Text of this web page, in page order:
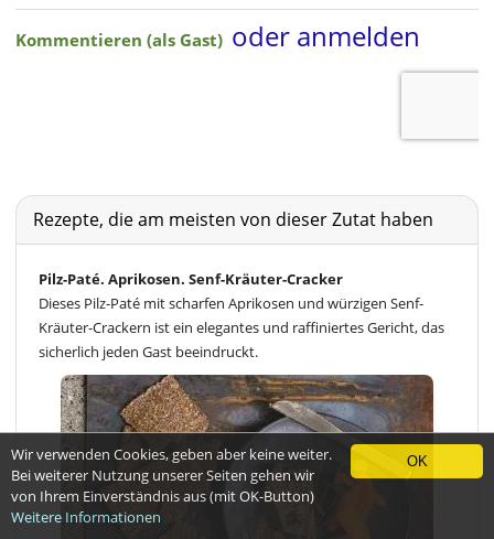
Rezepte, die am meisten von dieser Zutat haben
Pilz-Paté. Aprikosen. Senf-Kräuter-Cracker
Dieses Pilz-Paté mit scharfen Aprikosen und würzigen Senf-
Kräuter-Crackern ist ein elegantes und raffiniertes Gericht, das
sicherlich jeden Gast beeindruckt.
OK
Wir verwenden Cookies, geben aber keine weiter.
Bei weiterer Nutzung unserer Seiten gehen wir
von Ihrem Einverständnis aus (mit OK-Button)
Weitere Informationen